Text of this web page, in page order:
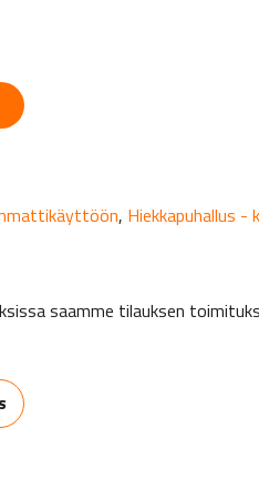
, Hiekkapuhallus -
saamme tilauksen